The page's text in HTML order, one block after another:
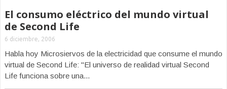
El consumo eléctrico del mundo virtual
de Second Life
6 diciembre, 2006
Habla hoy Microsiervos de la electricidad que consume el mundo
virtual de Second Life: "El universo de realidad virtual Second
Life funciona sobre una...